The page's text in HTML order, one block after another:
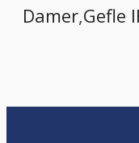
Damer,Gefle